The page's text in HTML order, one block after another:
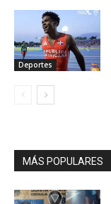
Deportes
MÁS POPULARES